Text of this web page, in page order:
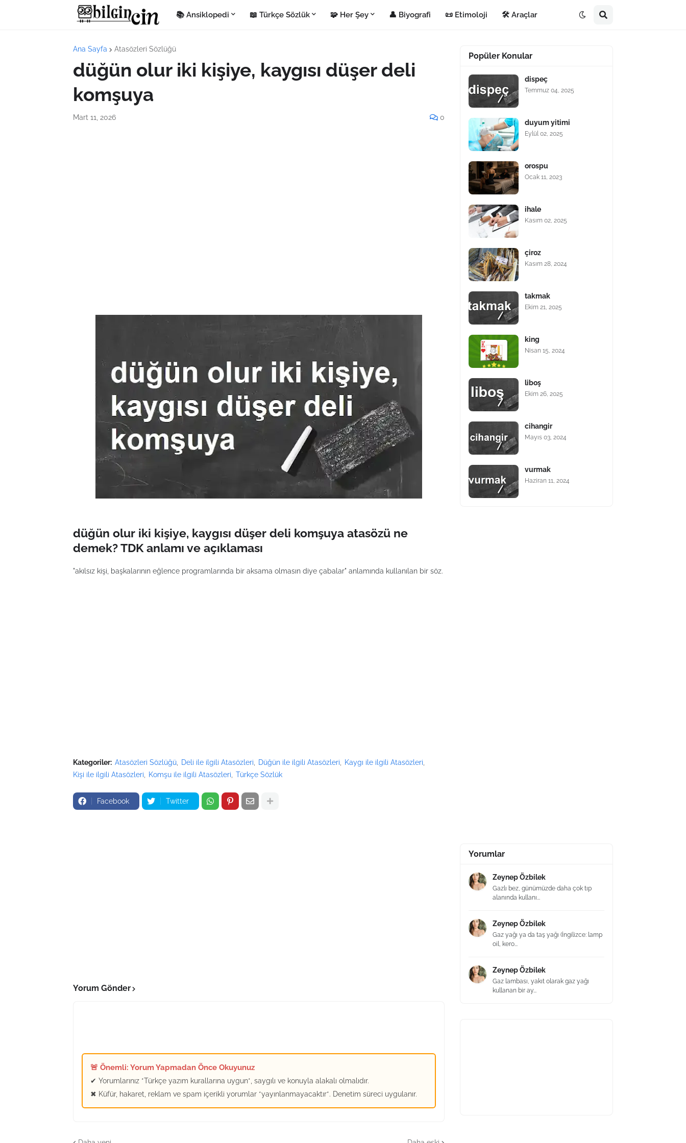
📚 Ansiklopedi 📖 Türkçe Sözlük 🧩 Her Şey 👤 Biyografi 📜 Etimoloji 🛠️ Araçlar
Ana Sayfa Atasözleri Sözlüğü
düğün olur iki kişiye, kaygısı düşer deli
komşuya
Mart 11, 2026 0
düğün olur iki kişiye, kaygısı düşer deli komşuya atasözü ne
demek? TDK anlamı ve açıklaması
"akılsız kişi, başkalarının eğlence programlarında bir aksama olmasın diye çabalar" anlamında kullanılan bir söz.
Kategoriler: Atasözleri Sözlüğü Deli ile ilgili Atasözleri Düğün ile ilgili Atasözleri
Kaygı ile ilgili Atasözleri
Kişi ile ilgili Atasözleri
Komşu ile ilgili Atasözleri Türkçe Sözlük
Facebook Twitter
Yorum Gönder
🚨 Önemli: Yorum Yapmadan Önce Okuyunuz
✔ Yorumlarınız *Türkçe yazım kurallarına uygun*, saygılı ve konuyla alakalı olmalıdır.
✖ Küfür, hakaret, reklam ve spam içerikli yorumlar *yayınlanmayacaktır*. Denetim süreci uygulanır.
Popüler Konular
dispeç
Temmuz 04, 2025
duyum yitimi
Eylül 02, 2025
orospu
Ocak 11, 2023
ihale
Kasım 02, 2025
çiroz
Kasım 28, 2024
takmak
Ekim 21, 2025
king
Nisan 15, 2024
liboş
Ekim 26, 2025
cihangir
Mayıs 03, 2024
vurmak
Haziran 11, 2024
Yorumlar
Zeynep Özbilek
Gazlı bez, günümüzde daha çok tıp
alanında kullanı...
Zeynep Özbilek
Gaz yağı ya da taş yağı (İngilizce: lamp
oil, kero...
Zeynep Özbilek
Gaz lambası, yakıt olarak gaz yağı
kullanan bir ay...